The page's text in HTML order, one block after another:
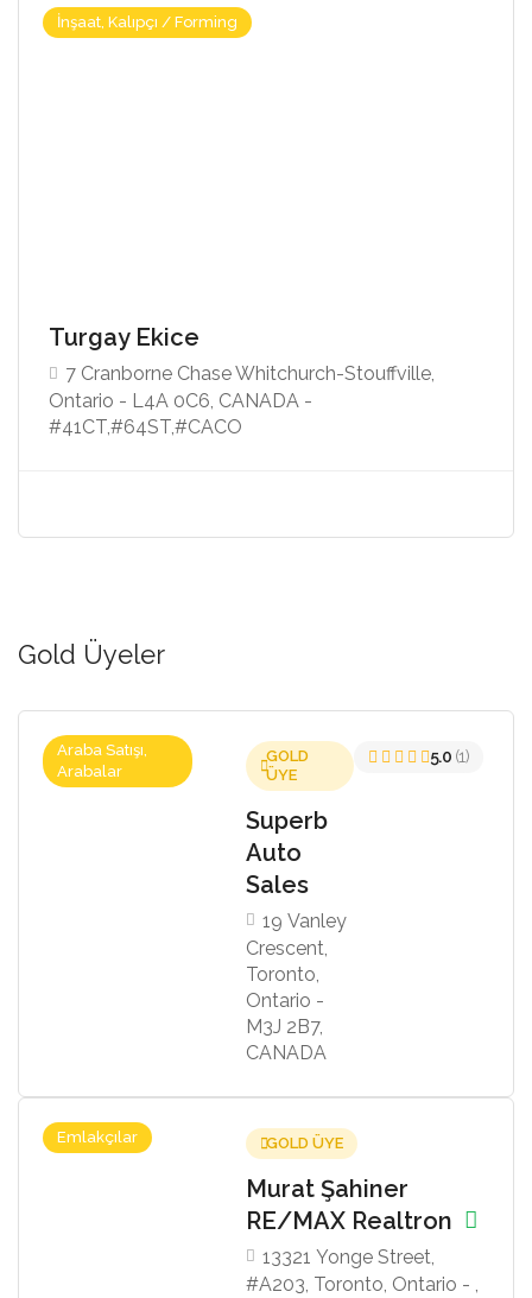
İnşaat, Kalıpçı / Forming
Turgay Ekice
7 Cranborne Chase Whitchurch-Stouffville,
Ontario - L4A 0C6, CANADA -
#41CT,#64ST,#CACO
Gold Üyeler
Araba Satışı,
Arabalar
GOLD
ÜYE
Superb
Auto
Sales
19 Vanley
Crescent,
Toronto,
Ontario -
M3J 2B7,
CANADA
5.0 (1)
Emlakçılar GOLD ÜYE
Murat Şahiner
RE/MAX Realtron
13321 Yonge Street,
#A203, Toronto, Ontario - ,